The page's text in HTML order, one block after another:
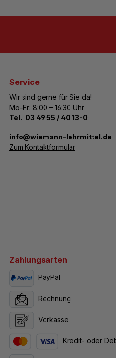
Service
Wir sind gerne für Sie da!
Mo–Fr: 8:00 – 16:30 Uhr
Tel.: 03 49 55 / 40 13-0
­info@wiemann-lehrmittel.de
Zum Kontaktformular
Zahlungsarten
PayPal
Rechnung
Vorkasse
Kredit- oder